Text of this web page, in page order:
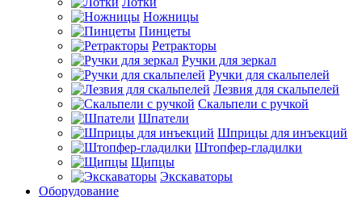
Ножницы
Пинцеты
Ретракторы
Ручки для зеркал
Ручки для скальпелей
Лезвия для скальпелей
Скальпели с ручкой
Шпатели
Шприцы для инъекций
Штопфер-гладилки
Щипцы
Экскаваторы
Оборудование